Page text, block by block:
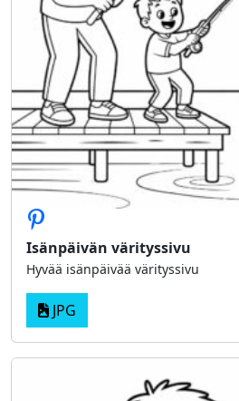
Isänpäivän värityssivu
Hyvää isänpäivää värityssivu
JPG